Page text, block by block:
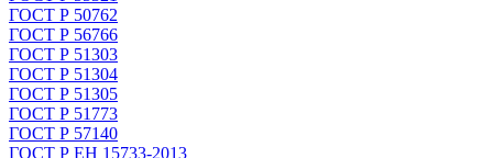
ГОСТ Р 50762
ГОСТ Р 56766
ГОСТ Р 51303
ГОСТ Р 51304
ГОСТ Р 51305
ГОСТ Р 51773
ГОСТ Р 57140
ГОСТ Р ЕН 15733-2013